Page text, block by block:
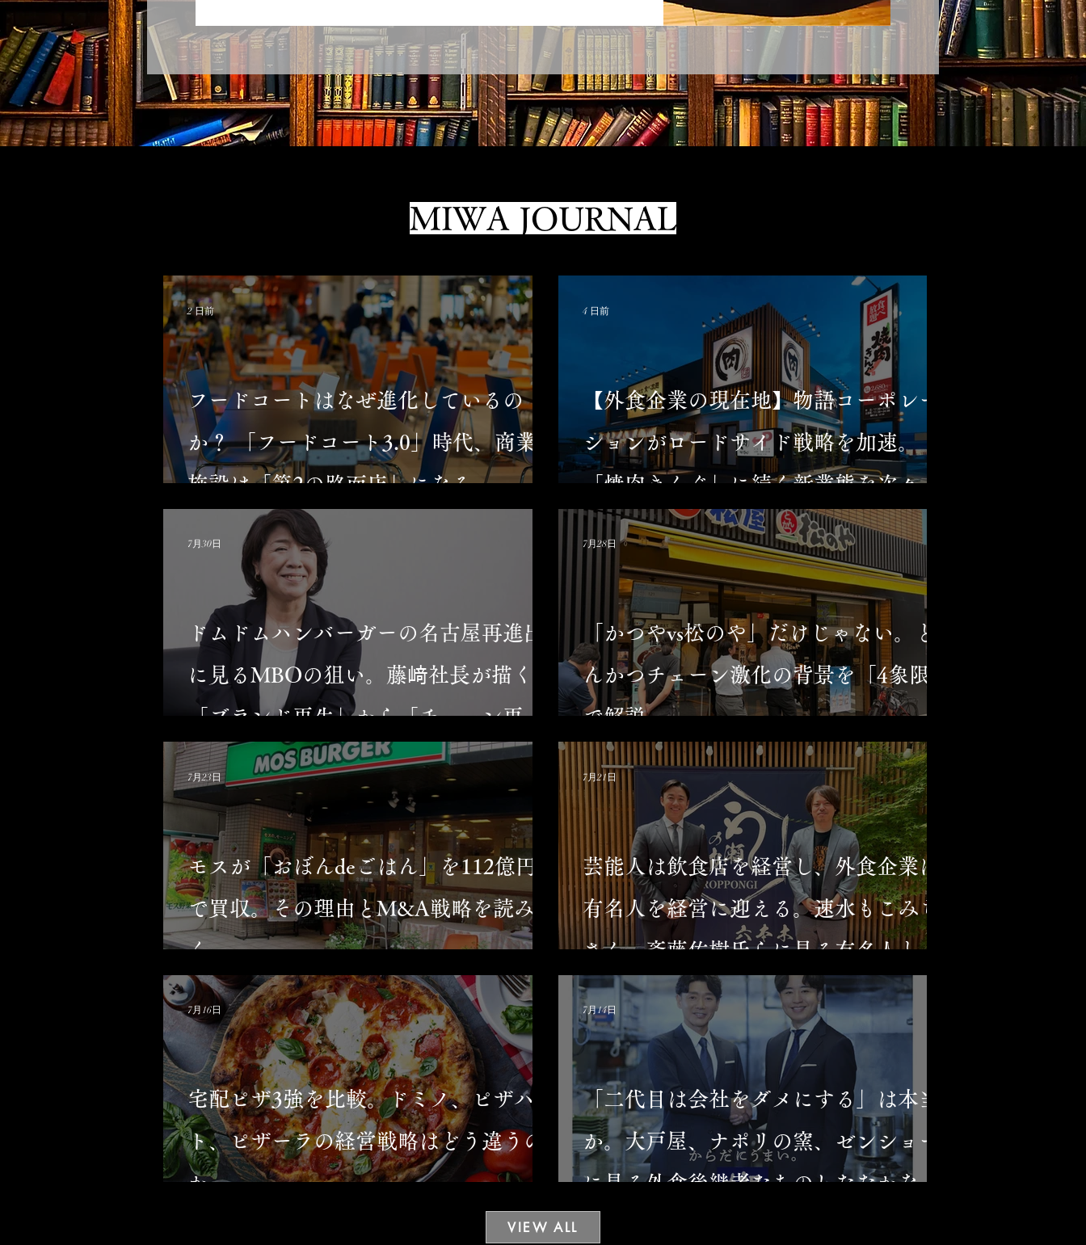
MIWA JOURNAL
フードコートはなぜ進化しているの
か？ 「フードコート3.0」時代、商業
施設は「第2の路面店」になる
2 日前
【外食企業の現在地】物語コーポレー
ションがロードサイド戦略を加速。
「焼肉きんぐ」に続く新業態を次々と
生み出せる理由
4 日前
ドムドムハンバーガーの名古屋再進出
に見るMBOの狙い。藤﨑社長が描く
「ブランド再生」から「チェーン再成
長」への道筋
7月30日
「かつやvs松のや」だけじゃない。と
んかつチェーン激化の背景を「4象限」
で解説
7月28日
モスが「おぼんdeごはん」を112億円
で買収。その理由とM&A戦略を読み解
く
7月23日
芸能人は飲食店を経営し、外食企業は
有名人を経営に迎える。速水もこみち
さん、斎藤佑樹氏らに見る有名人と外
食の新しい関係
7月21日
宅配ピザ3強を比較。ドミノ、ピザハッ
ト、ピザーラの経営戦略はどう違うの
か
7月16日
「二代目は会社をダメにする」は本当
か。大戸屋、ナポリの窯、ゼンショー
に見る外食後継者たちのしたたかな生
7月14日
VIEW ALL